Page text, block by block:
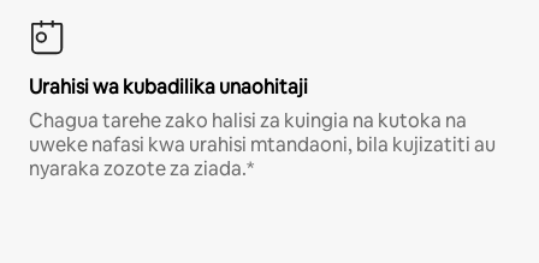
Urahisi wa kubadilika unaohitaji
Chagua tarehe zako halisi za kuingia na kutoka na
uweke nafasi kwa urahisi mtandaoni, bila kujizatiti au
nyaraka zozote za ziada.*